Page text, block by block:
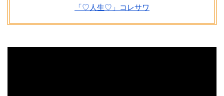
「♡人生♡」コレサワ